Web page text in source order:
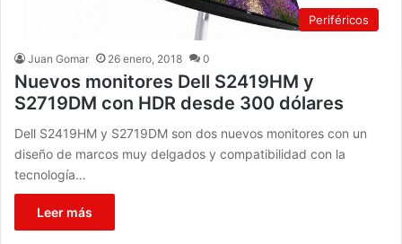
Periféricos
Juan Gomar 26 enero, 2018 0
Nuevos monitores Dell S2419HM y
S2719DM con HDR desde 300 dólares
Dell S2419HM y S2719DM son dos nuevos monitores con un
diseño de marcos muy delgados y compatibilidad con la
tecnología…
Leer más